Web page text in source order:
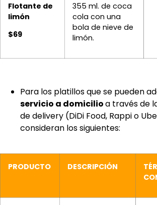
Flotante de
limón
$69
355 ml. de coca
cola con una
bola de nieve de
limón.
Para los platillos que se pueden
servicio a domicilioa través de
de delivery (DiDi Food, Rappi o
consideran los siguientes:
PRODUCTO DESCRIPCIÓN